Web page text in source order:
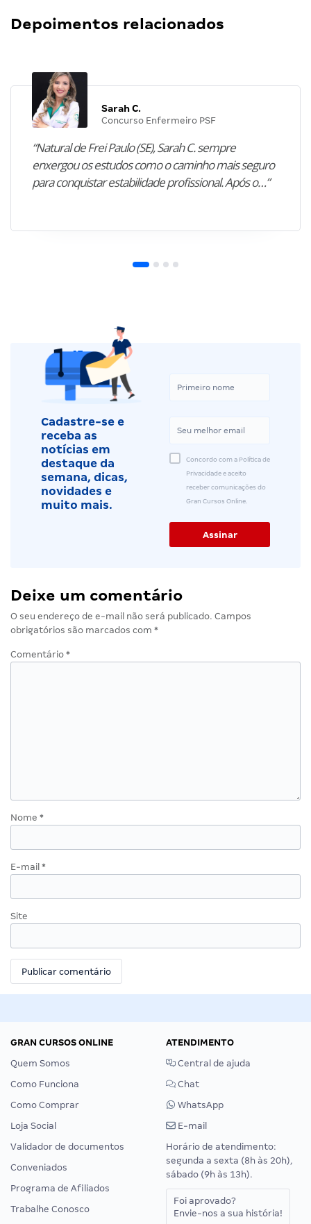
Depoimentos relacionados
Sarah C.
Concurso Enfermeiro PSF
“Natural de Frei Paulo (SE), Sarah C. sempre
enxergou os estudos como o caminho mais seguro
para conquistar estabilidade profissional. Após o…”
Cadastre-se e
receba as
notícias em
destaque da
semana, dicas,
novidades e
muito mais.
Concordo com a Política de
Privacidade e aceito
receber comunicações do
Gran Cursos Online.
Deixe um comentário
O seu endereço de e-mail não será publicado. Campos
obrigatórios são marcados com *
Comentário *
Nome *
E-mail *
Site
GRAN CURSOS ONLINE
Quem Somos
Como Funciona
Como Comprar
Loja Social
Validador de documentos
Conveniados
Programa de Afiliados
Trabalhe Conosco
ATENDIMENTO
Central de ajuda
Chat
WhatsApp
E-mail
Horário de atendimento:
segunda a sexta (8h às 20h),
sábado (9h às 13h).
Foi aprovado?
Envie-nos a sua história!